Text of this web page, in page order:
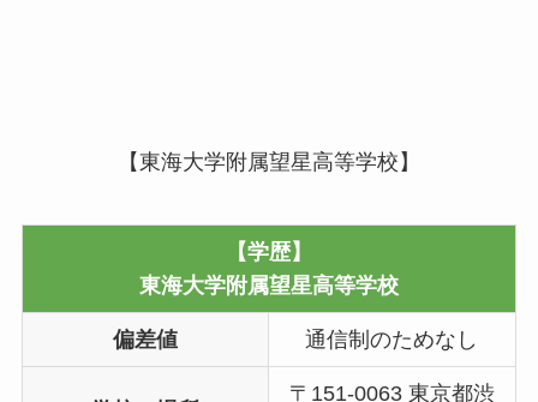
【東海大学附属望星高等学校】
【学歴】
東海大学附属望星高等学校
偏差値 通信制のためなし
〒151-0063 東京都渋